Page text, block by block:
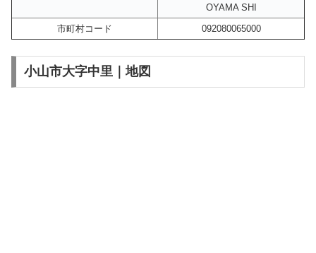
OYAMA SHI
市町村コード
092080065000
小山市大字中里｜地図